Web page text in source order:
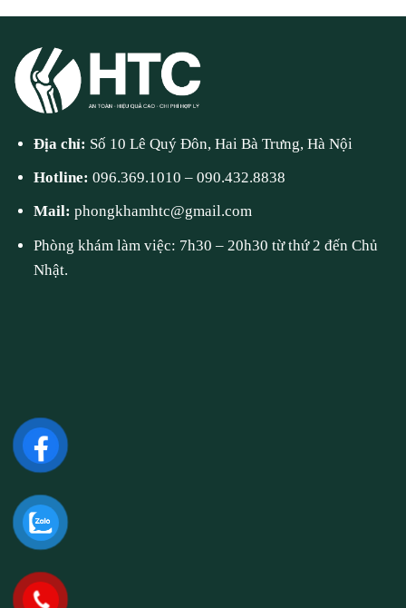
Địa chỉ: Số 10 Lê Quý Đôn, Hai Bà Trưng, Hà Nội
Hotline:096.369.1010 –090.432.8838
Mail:phongkhamhtc@gmail.com
Phòng khám làm việc: 7h30 – 20h30 từ thứ 2 đến Chủ
Nhật.